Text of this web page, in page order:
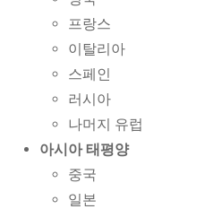
프랑스
이탈리아
스페인
러시아
나머지 유럽
아시아 태평양
중국
일본